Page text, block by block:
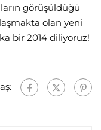
görüşüldüğü
olan yeni
bir 2014 diliyoruz!